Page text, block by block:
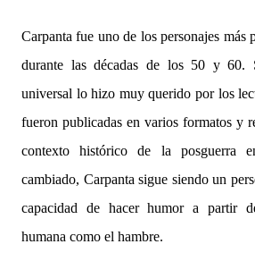
Carpanta fue uno de los personajes más
durante las décadas de los 50 y 60.
universal lo hizo muy querido por los
fueron publicadas en varios formatos y
contexto histórico de la posguerra
cambiado, Carpanta sigue siendo un
capacidad de hacer humor a partir
humana como el hambre.